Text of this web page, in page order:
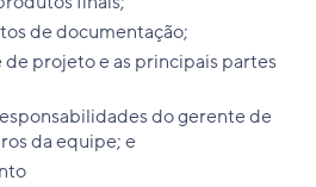
de documentação;
projeto e as principais partes
do gerente de
da equipe; e